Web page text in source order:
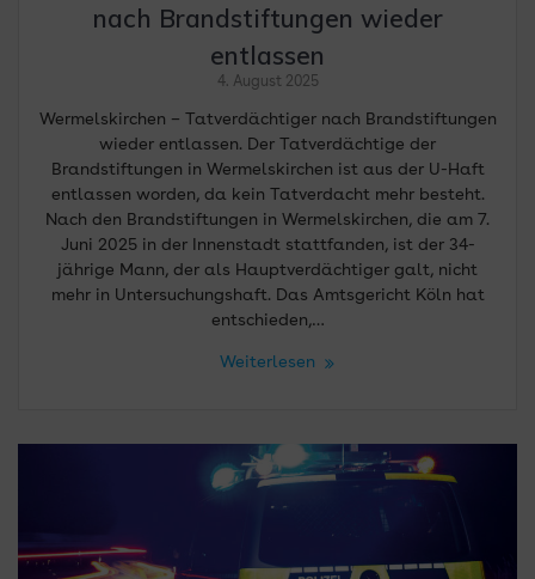
nach Brandstiftungen wieder
entlassen
4. August 2025
Wermelskirchen – Tatverdächtiger nach Brandstiftungen
wieder entlassen. Der Tatverdächtige der
Brandstiftungen in Wermelskirchen ist aus der U-Haft
entlassen worden, da kein Tatverdacht mehr besteht.
Nach den Brandstiftungen in Wermelskirchen, die am 7.
Juni 2025 in der Innenstadt stattfanden, ist der 34-
jährige Mann, der als Hauptverdächtiger galt, nicht
mehr in Untersuchungshaft. Das Amtsgericht Köln hat
entschieden,…
Weiterlesen